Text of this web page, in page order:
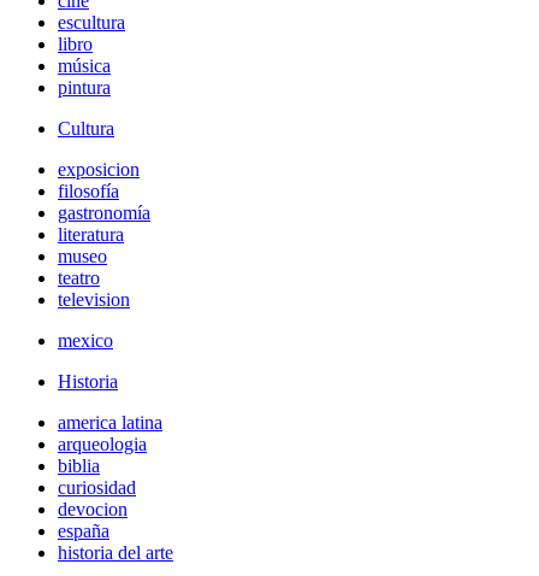
escultura
libro
música
pintura
Cultura
exposicion
filosofía
gastronomía
literatura
museo
teatro
television
mexico
Historia
america latina
arqueologia
biblia
curiosidad
devocion
españa
historia del arte